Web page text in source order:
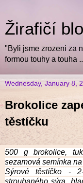
Žirafičí
"Byli jsme zrozeni za
formou touhy a touha
Wednesday, January 8,
Brokolice
těstíčku
500 g brokolice,
sezamová semínka
Sýrové těstíčko -
strouhaného sýra,